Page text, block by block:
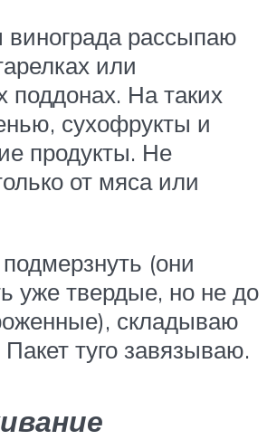
винограда рассыпаю
или
поддонах. На таких
сухофрукты и
продукты. Не
от мяса или
(они
уже твердые, но не до
складываю
туго завязываю.